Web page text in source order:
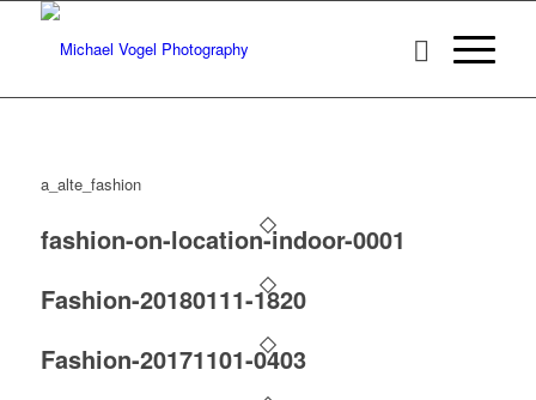
a_alte_fashion
fashion-on-location-indoor-0001
Fashion-20180111-1820
Fashion-20171101-0403